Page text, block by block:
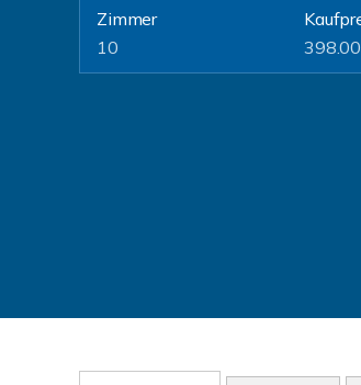
Zimmer
10